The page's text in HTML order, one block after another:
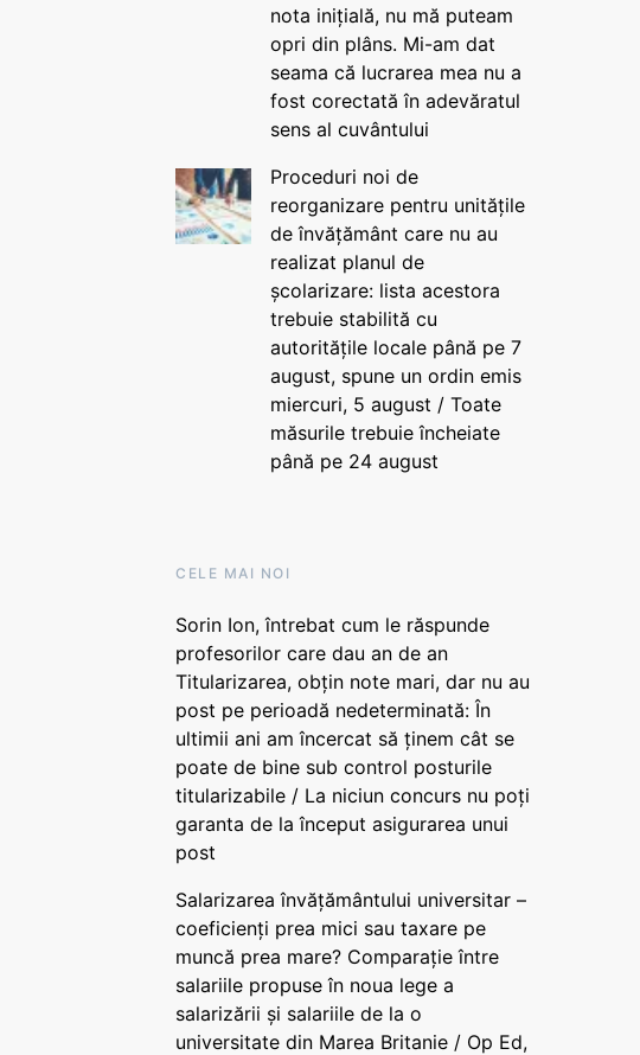
nota inițială, nu mă puteam
opri din plâns. Mi-am dat
seama că lucrarea mea nu a
fost corectată în adevăratul
sens al cuvântului
Proceduri noi de
reorganizare pentru unitățile
de învățământ care nu au
realizat planul de
școlarizare: lista acestora
trebuie stabilită cu
autoritățile locale până pe 7
august, spune un ordin emis
miercuri, 5 august / Toate
măsurile trebuie încheiate
până pe 24 august
CELE MAI NOI
Sorin Ion, întrebat cum le răspunde
profesorilor care dau an de an
Titularizarea, obțin note mari, dar nu au
post pe perioadă nedeterminată: În
ultimii ani am încercat să ținem cât se
poate de bine sub control posturile
titularizabile / La niciun concurs nu poți
garanta de la început asigurarea unui
post
Salarizarea învățământului universitar –
coeficienți prea mici sau taxare pe
muncă prea mare? Comparație între
salariile propuse în noua lege a
salarizării și salariile de la o
universitate din Marea Britanie / Op Ed,